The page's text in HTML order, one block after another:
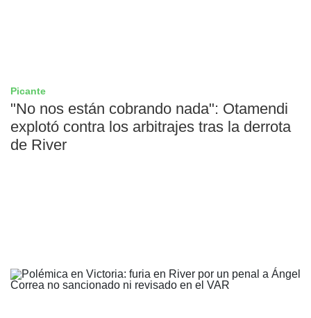
Picante
"No nos están cobrando nada": Otamendi
explotó contra los arbitrajes tras la derrota
de River